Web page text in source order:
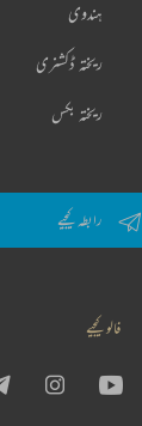
ہندوی
ریختہ ڈکشنری
ریختہ بکس
رابطہ کیجیے
فالو کیجیے